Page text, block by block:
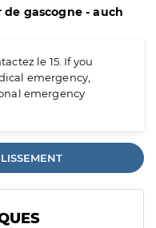
de gascogne - auch
le 15. If you
emergency,
emergency